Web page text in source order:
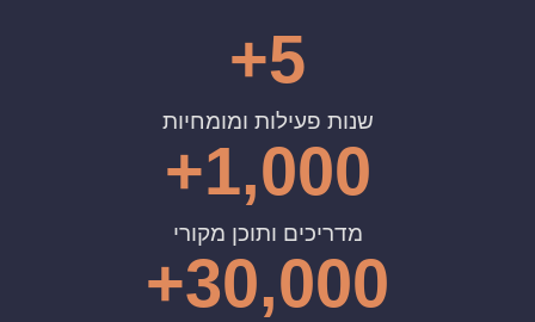
5+
שנות פעילות ומומחיות
1,000+
מדריכים ותוכן מקורי
30,000+